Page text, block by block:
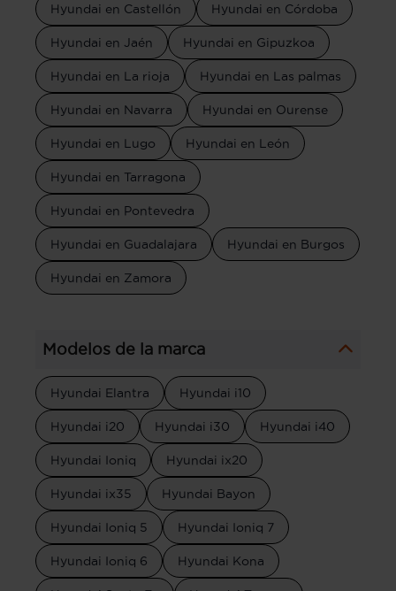
Hyundai en Castellón Hyundai en Córdoba
Hyundai en Jaén Hyundai en Gipuzkoa
Hyundai en La rioja Hyundai en Las palmas
Hyundai en Navarra Hyundai en Ourense
Hyundai en Lugo Hyundai en León
Hyundai en Tarragona
Hyundai en Pontevedra
Hyundai en Guadalajara Hyundai en Burgos
Hyundai en Zamora
Modelos de la marca
Hyundai Elantra Hyundai i10
Hyundai i20 Hyundai i30 Hyundai i40
Hyundai Ioniq Hyundai ix20
Hyundai ix35 Hyundai Bayon
Hyundai Ioniq 5 Hyundai Ioniq 7
Hyundai Ioniq 6 Hyundai Kona